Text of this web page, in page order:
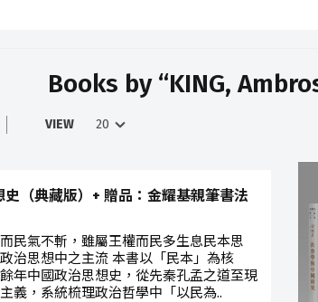
Books by “KING,
VIEW
史（典藏版）+ 贈品：金耀基親筆書法
民氣不斬，雖屬王權而民多生息民本思
治思想中之主流 本書以「民本」為核
年中國政治思想史，從先秦孔孟之道至現
義，系統梳理政治哲學中「以民為..